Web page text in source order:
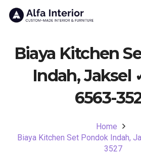
Biaya Kitchen
Indah, Jaksel
6563-
Home
Biaya Kitchen Set Pondok Indah,
3527